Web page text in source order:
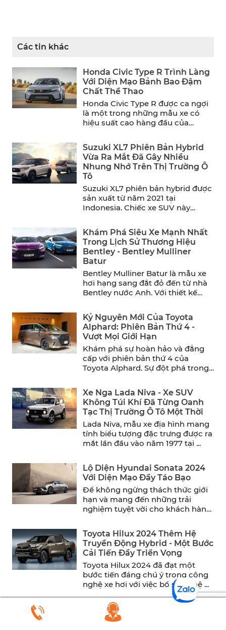
Các tin khác
Honda Civic Type R Trình Làng
Với Diện Mạo Bảnh Bao Đậm
Chất Thể Thao
Honda Civic Type R được ca ngợi
là một trong những mẫu xe có
hiệu suất cao hàng đầu của
Suzuki XL7 Phiên Bản Hybrid
Vừa Ra Mắt Đã Gây Nhiều
Nhung Nhớ Trên Thị Trường Ô
Tô
Suzuki XL7 phiên bản hybrid được
sản xuất từ năm 2021 tại
Indonesia. Chiếc xe SUV này
Khám Phá Siêu Xe Mạnh Nhất
Trong Lịch Sử Thương Hiệu
Bentley - Bentley Mulliner
Batur
Bentley Mulliner Batur là mẫu xe
hơi hạng sang đắt đỏ đến từ nhà
Bentley nước Anh. Với thiết kế
Kỷ Nguyên Mới Của Toyota
Alphard: Phiên Bản Thứ 4 -
Vượt Mọi Giới Hạn
Khám phá sự hoàn hảo và đẳng
cấp với phiên bản thứ 4 của
Toyota Alphard. Sự đột phá trong
Xe Nga Lada Niva - Xe SUV
Không Túi Khí Đã Từng Oanh
Tạc Thị Trường Ô Tô Một Thời
Lada Niva, mẫu xe địa hình mang
tính biểu tượng đặc trưng được ra
mắt lần đầu vào năm 1977 tại ...
Lộ Diện Hyundai Sonata 2024
Với Diện Mạo Đầy Táo Bạo
Để không ngừng thách thức giới
hạn và mang đến những trải
nghiệm tuyệt vời cho khách hàng,
Toyota Hilux 2024 Thêm Hệ
Truyền Động Hybrid - Một Bước
Cải Tiến Đầy Triển Vọng
Toyota Hilux 2024 đã đạt một
bước tiến đáng chú ý trong công
nghệ xe hơi với việc bổ sung hệ ...
So Sánh Ford Explorer Và
Volkswagen Teramont - Đâu Là